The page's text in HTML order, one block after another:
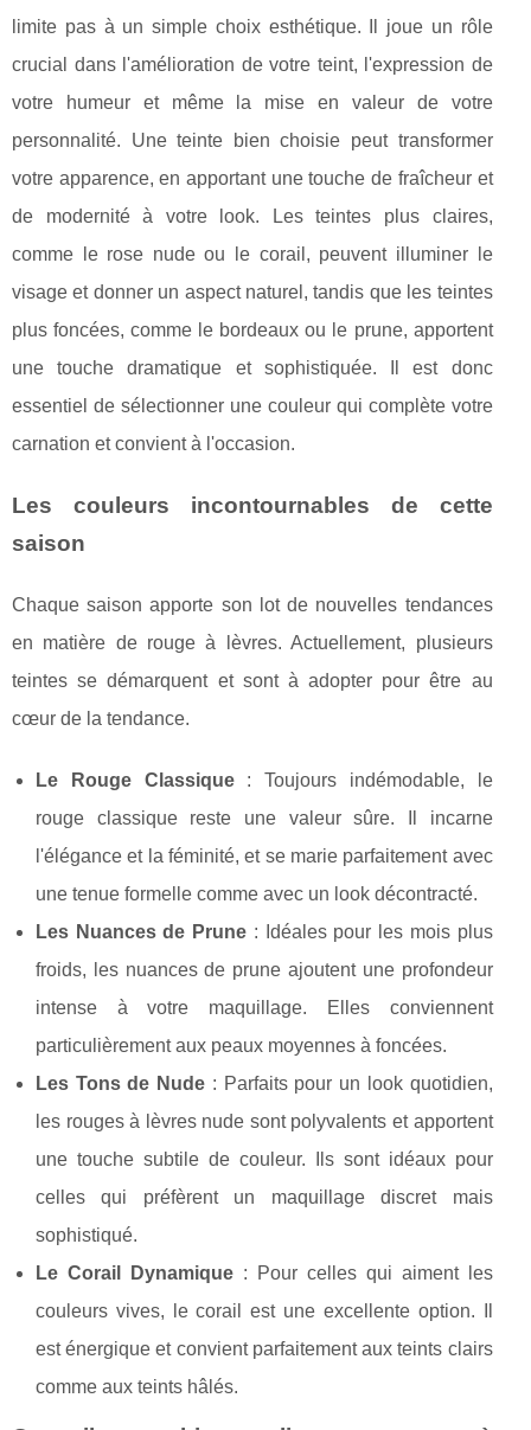
limite pas à un simple choix esthétique. Il joue un rôle
crucial dans l'amélioration de votre teint, l'expression de
votre humeur et même la mise en valeur de votre
personnalité. Une teinte bien choisie peut transformer
votre apparence, en apportant une touche de fraîcheur et
de modernité à votre look. Les teintes plus claires,
comme le rose nude ou le corail, peuvent illuminer le
visage et donner un aspect naturel, tandis que les teintes
plus foncées, comme le bordeaux ou le prune, apportent
une touche dramatique et sophistiquée. Il est donc
essentiel de sélectionner une couleur qui complète votre
carnation et convient à l'occasion.
Les couleurs incontournables de cette
saison
Chaque saison apporte son lot de nouvelles tendances
en matière de rouge à lèvres. Actuellement, plusieurs
teintes se démarquent et sont à adopter pour être au
cœur de la tendance.
Le Rouge Classique: Toujours indémodable, le
rouge classique reste une valeur sûre. Il incarne
l'élégance et la féminité, et se marie parfaitement avec
une tenue formelle comme avec un look décontracté.
Les Nuances de Prune : Idéales pour les mois plus
froids, les nuances de prune ajoutent une profondeur
intense à votre maquillage. Elles conviennent
particulièrement aux peaux moyennes à foncées.
Les Tons de Nude : Parfaits pour un look quotidien,
les rouges à lèvres nude sont polyvalents et apportent
une touche subtile de couleur. Ils sont idéaux pour
celles qui préfèrent un maquillage discret mais
sophistiqué.
Le Corail Dynamique: Pour celles qui aiment les
couleurs vives, le corail est une excellente option. Il
est énergique et convient parfaitement aux teints clairs
comme aux teints hâlés.